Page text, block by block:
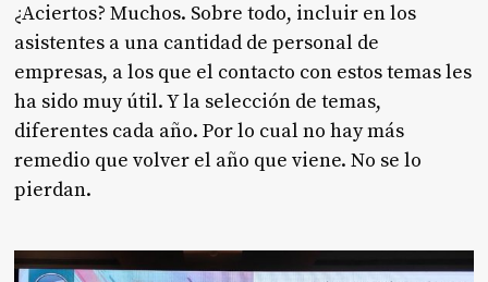
¿Aciertos? Muchos. Sobre todo, incluir en los
asistentes a una cantidad de personal de
empresas, a los que el contacto con estos temas les
ha sido muy útil. Y la selección de temas,
diferentes cada año. Por lo cual no hay más
remedio que volver el año que viene. No se lo
pierdan.